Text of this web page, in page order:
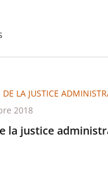
la justice
DE LA JUSTICE
2018